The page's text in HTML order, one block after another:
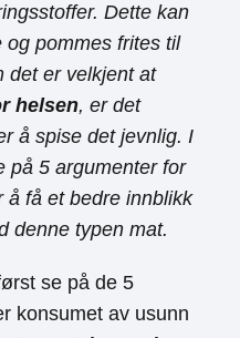
Dette kan
pommes frites til
det er velkjent at
helsen, er det
å spise det jevnlig. I
på 5 argumenter for
å få et bedre innblikk
denne typen mat.
se på de 5
konsumet av usunn